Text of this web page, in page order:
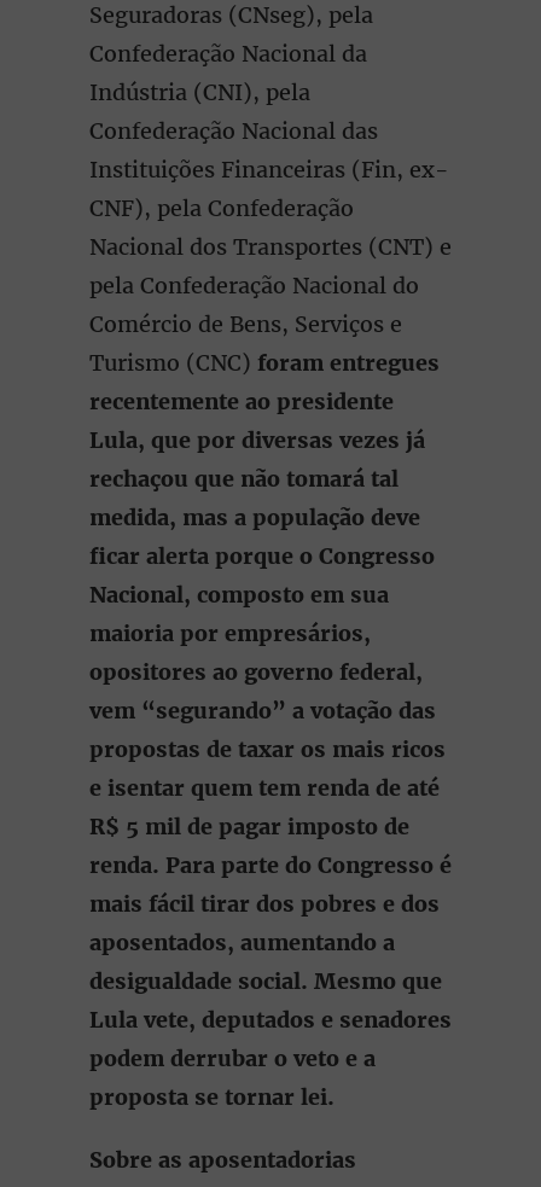
Seguradoras (CNseg), pela
Confederação Nacional da
Indústria (CNI), pela
Confederação Nacional das
Instituições Financeiras (Fin, ex-
CNF), pela Confederação
Nacional dos Transportes (CNT) e
pela Confederação Nacional do
Comércio de Bens, Serviços e
Turismo (CNC) foram entregues
recentemente ao presidente
Lula, que por diversas vezes já
rechaçou que não tomará tal
medida, mas a população deve
ficar alerta porque o Congresso
Nacional, composto em sua
maioria por empresários,
opositores ao governo federal,
vem “segurando” a votação das
propostas de taxar os mais ricos
e isentar quem tem renda de até
R$ 5 mil de pagar imposto de
renda. Para parte do Congresso é
mais fácil tirar dos pobres e dos
aposentados, aumentando a
desigualdade social. Mesmo que
Lula vete, deputados e senadores
podem derrubar o veto e a
proposta se tornar lei.
Sobre as aposentadorias